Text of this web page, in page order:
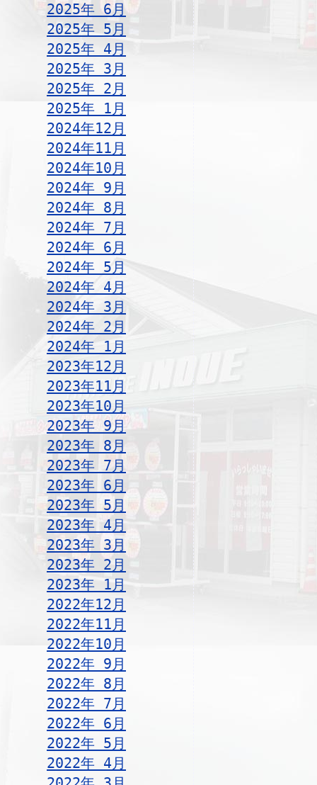
2025年 6月
2025年 5月
2025年 4月
2025年 3月
2025年 2月
2025年 1月
2024年12月
2024年11月
2024年10月
2024年 9月
2024年 8月
2024年 7月
2024年 6月
2024年 5月
2024年 4月
2024年 3月
2024年 2月
2024年 1月
2023年12月
2023年11月
2023年10月
2023年 9月
2023年 8月
2023年 7月
2023年 6月
2023年 5月
2023年 4月
2023年 3月
2023年 2月
2023年 1月
2022年12月
2022年11月
2022年10月
2022年 9月
2022年 8月
2022年 7月
2022年 6月
2022年 5月
2022年 4月